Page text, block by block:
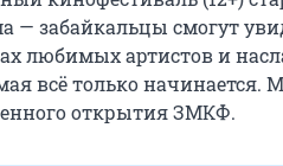
забайкальцы смогут
любимых артистов и
всё только начинается.
открытия ЗМКФ.